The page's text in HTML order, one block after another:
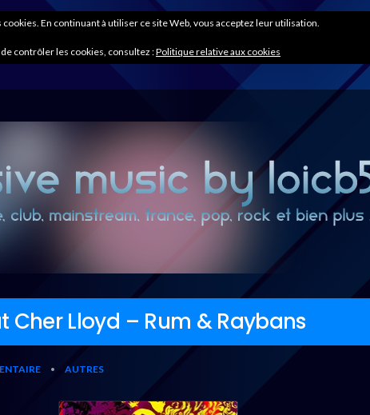
Cher Lloyd – Rum & Raybans
• AUTRES
En continuant à utiliser ce site Web, vous acceptez leur utilisation.
contrôler les cookies, consultez :Politique relative aux cookies